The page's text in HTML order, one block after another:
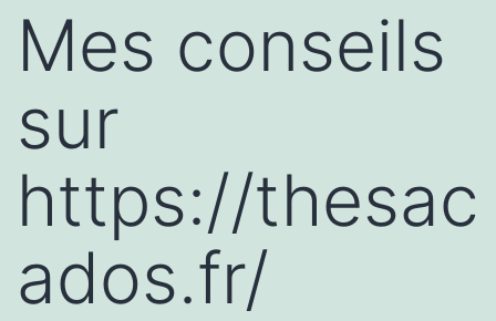
Mes conseils
sur
https://thesac
ados.fr/